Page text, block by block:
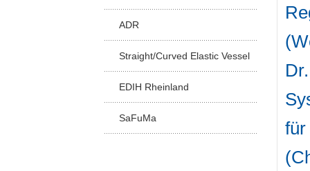
ADR
Straight/Curved Elastic Vessel
EDIH Rheinland
SaFuMa
für